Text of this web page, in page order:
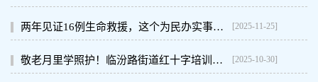
两年见证16例生命救援，这个为民办实事项目今年再培训10万余名持证应急救护员 [2025-11-25]
敬老月里学照护！临汾路街道红十字培训进社区，手把手教老年介护技巧 [2025-10-30]